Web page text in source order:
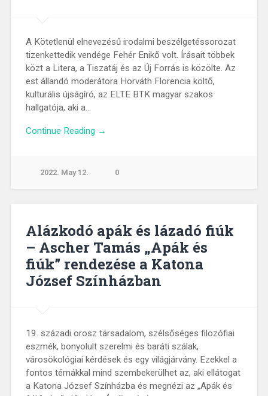
A Kötetlenül elnevezésű irodalmi beszélgetéssorozat
tizenkettedik vendége Fehér Enikő volt. Írásait többek
közt a Litera, a Tiszatáj és az Új Forrás is közölte. Az
est állandó moderátora Horváth Florencia költő,
kulturális újságíró, az ELTE BTK magyar szakos
hallgatója, aki a…
Continue Reading →
2022. May 12. 0
Alázkodó apák és lázadó fiúk
– Ascher Tamás „Apák és
fiúk” rendezése a Katona
József Színházban
19. századi orosz társadalom, szélsőséges filozófiai
eszmék, bonyolult szerelmi és baráti szálak,
városökológiai kérdések és egy világjárvány. Ezekkel a
fontos témákkal mind szembekerülhet az, aki ellátogat
a Katona József Színházba és megnézi az „Apák és